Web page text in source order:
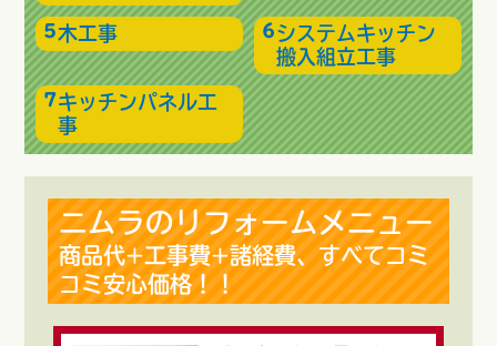
木工事
システムキッチン
搬入組立工事
キッチンパネル工
事
ニムラのリフォームメニュー
商品代+工事費+諸経費、すべてコミ
コミ安心価格！！